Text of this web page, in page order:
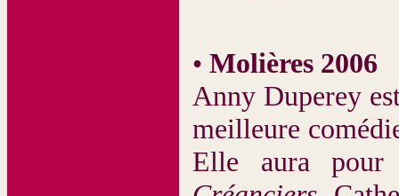
•Molières 2006
Anny Duperey
meilleure
Elle aura pour